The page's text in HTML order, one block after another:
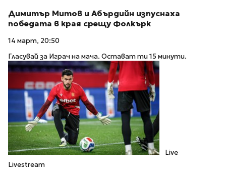
Димитър Митов и Абърдийн изпуснаха
победата в края срещу Фолкърк
14 март, 20:50
Гласувай за Играч на мача. Остават ти 15 минути.
Live
Livestream